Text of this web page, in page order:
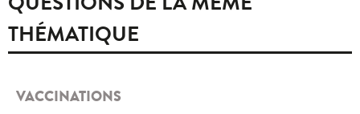
THÉMATIQUE
VACCINATIONS